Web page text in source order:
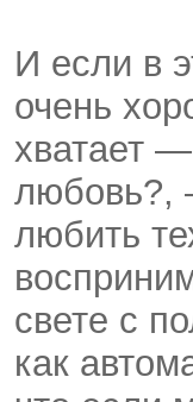
И если в
очень
хватает
любовь?,
любить
свете с
как